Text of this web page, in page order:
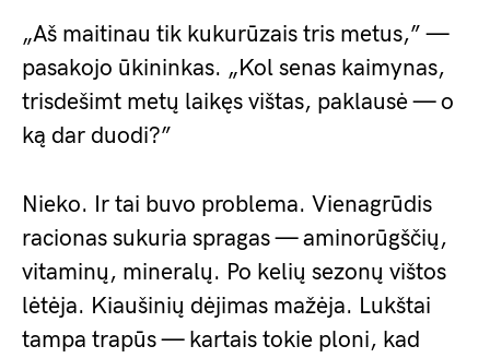
„Aš maitinau tik kukurūzais tris metus,” —
pasakojo ūkininkas. „Kol senas kaimynas,
trisdešimt metų laikęs vištas, paklausė — o
ką dar duodi?”
Nieko. Ir tai buvo problema. Vienagrūdis
racionas sukuria spragas — aminorūgščių,
vitaminų, mineralų. Po kelių sezonų vištos
lėtėja. Kiaušinių dėjimas mažėja. Lukštai
tampa trapūs — kartais tokie ploni, kad